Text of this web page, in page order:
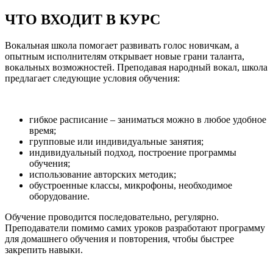
ЧТО ВХОДИТ В КУРС
Вокальная школа помогает развивать голос новичкам, а
опытным исполнителям открывает новые грани таланта,
вокальных возможностей. Преподавая народный вокал, школа
предлагает следующие условия обучения:
гибкое расписание – заниматься можно в любое удобное
время;
групповые или индивидуальные занятия;
индивидуальный подход, построение программы
обучения;
использование авторских методик;
обустроенные классы, микрофоны, необходимое
оборудование.
Обучение проводится последовательно, регулярно.
Преподаватели помимо самих уроков разработают программу
для домашнего обучения и повторения, чтобы быстрее
закрепить навыки.